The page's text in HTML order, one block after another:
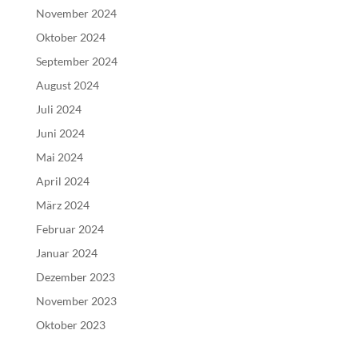
November 2024
Oktober 2024
September 2024
August 2024
Juli 2024
Juni 2024
Mai 2024
April 2024
März 2024
Februar 2024
Januar 2024
Dezember 2023
November 2023
Oktober 2023